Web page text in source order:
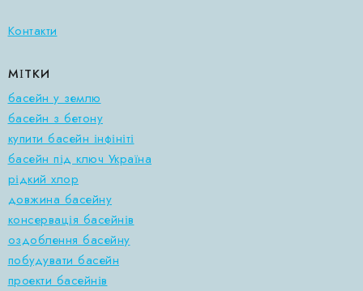
Контакти
МІТКИ
басейн у землю
басейн з бетону
купити басейн інфініті
басейн під ключ Україна
рідкий хлор
довжина басейну
консервація басейнів
оздоблення басейну
побудувати басейн
проекти басейнів